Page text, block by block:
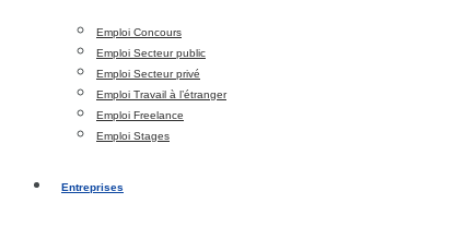
Emploi Concours
Emploi Secteur public
Emploi Secteur privé
Emploi Travail à l’étranger
Emploi Freelance
Emploi Stages
Entreprises